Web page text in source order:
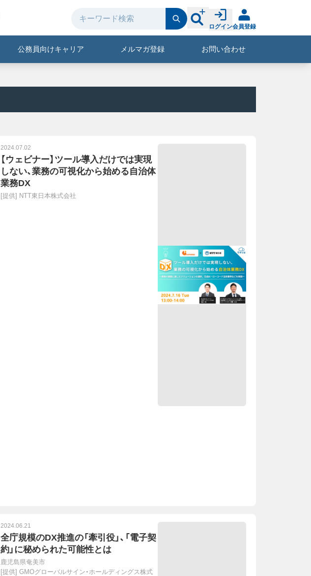
ログイン会員登録
公務員向けキャリア メルマガ登録 お問い合わせ
2024.07.02
【ウェビナー】ツール導入だけでは実現
しない、業務の可視化から始める自治体
業務DX
[提供] NTT東日本株式会社
2024.06.21
全庁規模のDX推進の「牽引役」、「電子契
約」に秘められた可能性とは
鹿児島県奄美市
[提供] GMOグローバルサイン・ホールディングス株式